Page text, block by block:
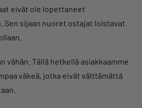
eivät ole lopettaneet
Sen sijaan nuoret ostajat loistavat
vähän. Tällä hetkellä asiakkaamme
väkeä, jotka eivät välttämättä